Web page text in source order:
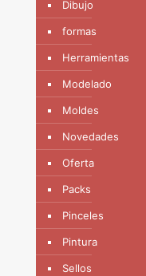
Dibujo
formas
Herramientas
Modelado
Moldes
Novedades
Oferta
Packs
Pinceles
Pintura
Sellos